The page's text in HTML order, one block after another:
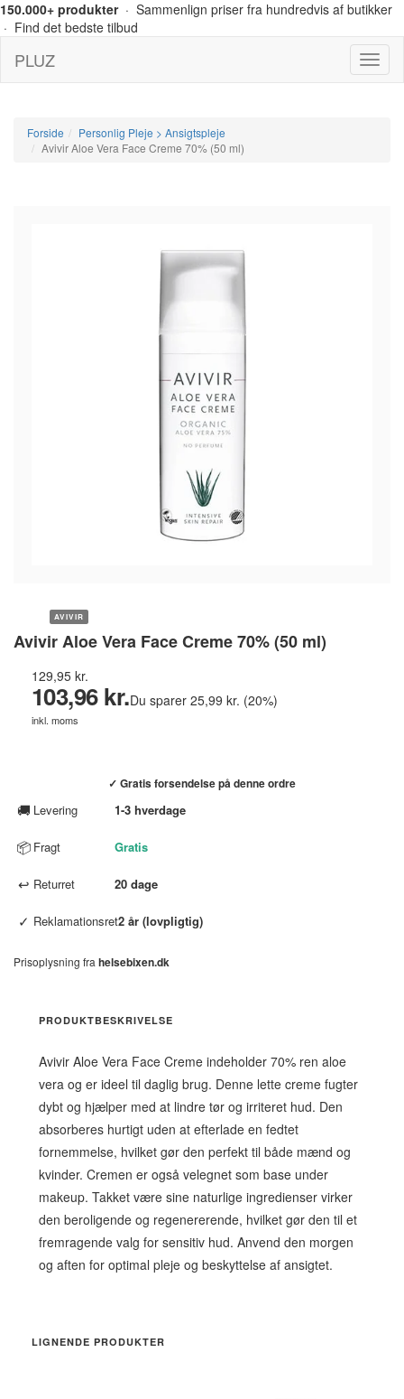
150.000+ produkter· Sammenlign priser fra hundredvis af butikker
· Find det bedste tilbud
Menu
PLUZ
Forside
Personlig Pleje > Ansigtspleje
Avivir Aloe Vera Face Creme 70% (50 ml)
AVIVIR
Avivir Aloe Vera Face Creme 70% (50 ml)
129,95 kr.
103,96 kr.Du sparer 25,99 kr. (20%)
inkl. moms
✓ Gratis forsendelse på denne ordre
🚚 Levering 1-3 hverdage
📦 Fragt Gratis
↩ Returret 20 dage
✓ Reklamationsret2 år (lovpligtig)
Prisoplysning fra helsebixen.dk
PRODUKTBESKRIVELSE
Avivir Aloe Vera Face Creme indeholder 70% ren aloe
vera og er ideel til daglig brug. Denne lette creme fugter
dybt og hjælper med at lindre tør og irriteret hud. Den
absorberes hurtigt uden at efterlade en fedtet
fornemmelse, hvilket gør den perfekt til både mænd og
kvinder. Cremen er også velegnet som base under
makeup. Takket være sine naturlige ingredienser virker
den beroligende og regenererende, hvilket gør den til et
fremragende valg for sensitiv hud. Anvend den morgen
og aften for optimal pleje og beskyttelse af ansigtet.
LIGNENDE PRODUKTER